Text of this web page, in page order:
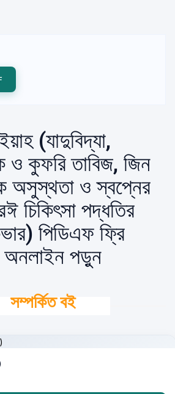
(যাদুবিদ্যা,
ও কুফরি তাবিজ, জিন
অসুস্থতা ও স্বপ্নের
চিকিৎসা পদ্ধতির
পিডিএফ ফ্রি
অনলাইন পড়ুন
সম্পর্কিত বই